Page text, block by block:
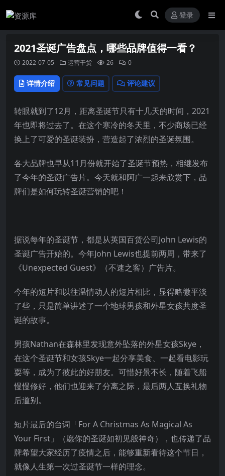
登录
2021圣诞广告盘点，哪些品牌值得一看？
2022-07-05 运营干货 26 0
详情介绍 常见问题 评论建议
转眼就到了12月，距离圣诞节只有十几天的时间，2021
年也即将过去了。在这个寒冷的冬天里，不少商场已经
换上了可爱的圣诞装扮，营造起了浓烈的圣诞氛围。
各大品牌也早从11月份就开始了圣诞节预热，相继发布
了今年的圣诞广告片。今天就和阿广一起来欣赏下，品
牌们是如何玩转圣诞营销的吧！
据说每年的圣诞节，都是从英国百货公司John Lewis的
圣诞广告开始的。今年John Lewis也提前两周，带来了
《Unexpected Guest》（不速之客）广告片。
今年的短片和以往温情动人的短片相比，显得略微平淡
了些，只是简单讲述了一个地球男孩和外星女孩共度圣
诞的故事。
男孩Nathan在森林里发现意外坠落的外星女孩Skye，
在这个圣诞节和女孩Skye一起分享美食、一起看电影玩
耍等，成为了彼此的好朋友。可惜好景不长，随着飞船
慢慢修好，他们也迎来了分离之际，最后两人互换礼物
后道别。
短片最后的台词「For A Christmas As Magical As
Your First」（愿你的圣诞如初见般神奇），也传递了品
牌希望大家经历了疫情之后，能够重新看待这个节日，
就像人生第一次过圣诞节一样的理念。